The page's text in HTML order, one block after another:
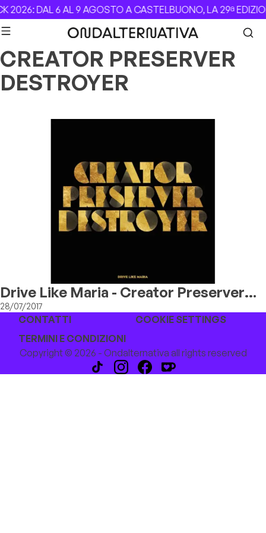
Skip to content
2026: DAL 6 AL 9 AGOSTO A CASTELBUONO, LA 29ª
CREATOR PRESERVER
DESTROYER
Drive Like Maria - Creator Preserver
Destroyer
28/07/2017
CONTATTI
COOKIE SETTINGS
TERMINI E CONDIZIONI
Copyright © 2026 - Ondalternativa all rights reserved